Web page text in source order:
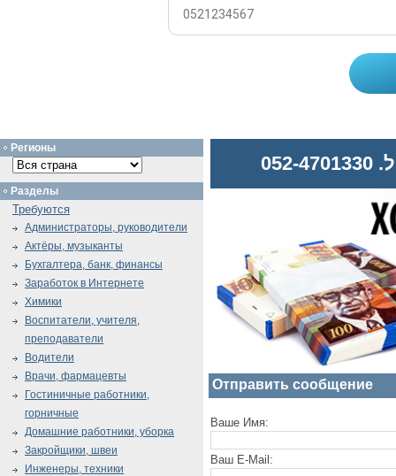
Отправить сообщение
Ваше Имя:
Ваш E-Mail:
Регионы
Разделы
Требуются
Администраторы, руководители
Актёры, музыканты
Бухгалтера, банк, финансы
Заработок в Интернете
Химики
Воспитатели, учителя,
преподаватели
Водители
Врачи, фармацевты
Гостиничные работники,
горничные
Домашние работники, уборка
Закройщики, швеи
Инженеры, техники